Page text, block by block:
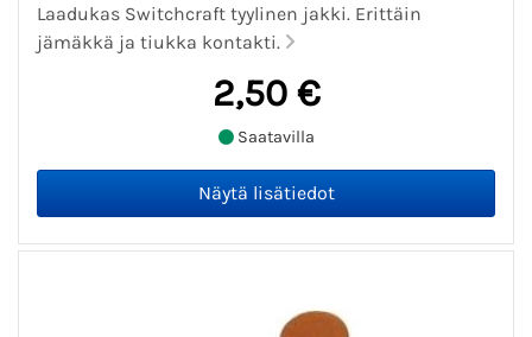
Laadukas Switchcraft tyylinen jakki. Erittäin
jämäkkä ja tiukka kontakti.
2,50 €
Saatavilla